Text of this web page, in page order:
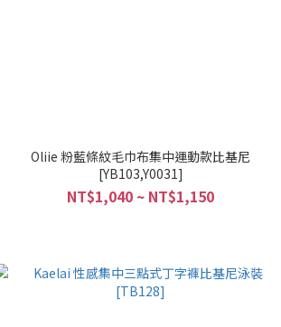
Oliie 粉藍條紋毛巾布集中運動款比基尼
[YB103,Y0031]
NT$1,040 ~ NT$1,150